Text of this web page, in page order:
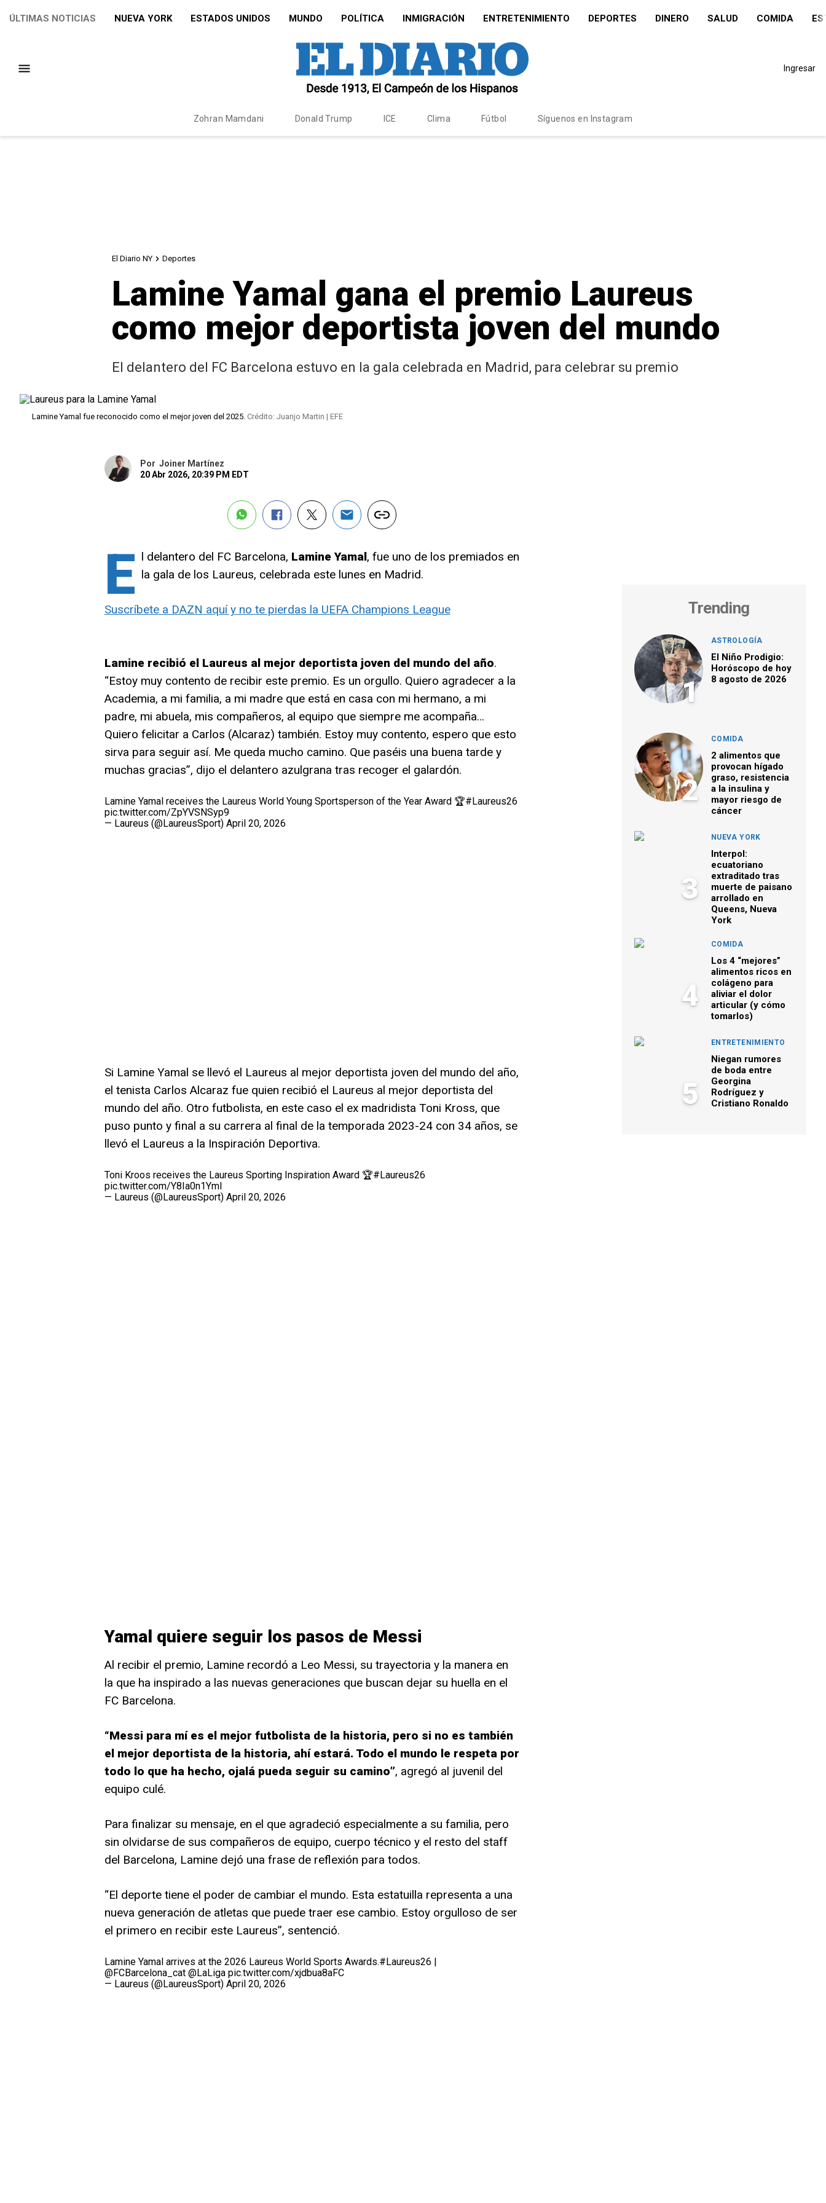
ÚLTIMAS NOTICIAS NUEVA YORK ESTADOS UNIDOS MUNDO POLÍTICA INMIGRACIÓN ENTRETENIMIENTO DEPORTES DINERO SALUD COMIDA
Ingresar
Zohran Mamdani Donald Trump ICE Clima Fútbol Síguenos en Instagram
El Diario NY Deportes
Lamine Yamal gana el premio Laureus
como mejor deportista joven del mundo
El delantero del FC Barcelona estuvo en la gala celebrada en Madrid, para celebrar su premio
Lamine Yamal fue reconocido como el mejor joven del 2025. Crédito: Juanjo Martin | EFE
Por Joiner Martínez
20 Abr 2026, 20:39 PM EDT
E l delantero del FC Barcelona, Lamine Yamal, fue uno de los premiados en
la gala de los Laureus, celebrada este lunes en Madrid.
Suscríbete a DAZN aquí y no te pierdas la UEFA Champions League
Lamine recibió el Laureus al mejor deportista joven del mundo del año.
“Estoy muy contento de recibir este premio. Es un orgullo. Quiero agradecer a la
Academia, a mi familia, a mi madre que está en casa con mi hermano, a mi
padre, mi abuela, mis compañeros, al equipo que siempre me acompaña…
Quiero felicitar a Carlos (Alcaraz) también. Estoy muy contento, espero que esto
sirva para seguir así. Me queda mucho camino. Que paséis una buena tarde y
muchas gracias”, dijo el delantero azulgrana tras recoger el galardón.
Lamine Yamal receives the Laureus World Young Sportsperson of the Year Award 🏆#Laureus26
pic.twitter.com/ZpYVSNSyp9
— Laureus (@LaureusSport) April 20, 2026
Si Lamine Yamal se llevó el Laureus al mejor deportista joven del mundo del año,
el tenista Carlos Alcaraz fue quien recibió el Laureus al mejor deportista del
mundo del año. Otro futbolista, en este caso el ex madridista Toni Kross, que
puso punto y final a su carrera al final de la temporada 2023-24 con 34 años, se
llevó el Laureus a la Inspiración Deportiva.
Toni Kroos receives the Laureus Sporting Inspiration Award 🏆#Laureus26
pic.twitter.com/Y8Ia0n1Yml
— Laureus (@LaureusSport) April 20, 2026
Yamal quiere seguir los pasos de Messi
Al recibir el premio, Lamine recordó a Leo Messi, su trayectoria y la manera en
la que ha inspirado a las nuevas generaciones que buscan dejar su huella en el
FC Barcelona.
“Messi para mí es el mejor futbolista de la historia, pero si no es también
el mejor deportista de la historia, ahí estará. Todo el mundo le respeta por
todo lo que ha hecho, ojalá pueda seguir su camino”, agregó al juvenil del
equipo culé.
Para finalizar su mensaje, en el que agradeció especialmente a su familia, pero
sin olvidarse de sus compañeros de equipo, cuerpo técnico y el resto del staff
del Barcelona, Lamine dejó una frase de reflexión para todos.
“El deporte tiene el poder de cambiar el mundo. Esta estatuilla representa a una
nueva generación de atletas que puede traer ese cambio. Estoy orgulloso de ser
el primero en recibir este Laureus”, sentenció.
Lamine Yamal arrives at the 2026 Laureus World Sports Awards.#Laureus26 |
@FCBarcelona_cat @LaLiga pic.twitter.com/xjdbua8aFC
— Laureus (@LaureusSport) April 20, 2026
Trending
1
ASTROLOGÍA
El Niño Prodigio:
Horóscopo de hoy
8 agosto de 2026
2
COMIDA
2 alimentos que
provocan hígado
graso, resistencia
a la insulina y
mayor riesgo de
cáncer
3
NUEVA YORK
Interpol:
ecuatoriano
extraditado tras
muerte de paisano
arrollado en
Queens, Nueva
York
4
COMIDA
Los 4 “mejores”
alimentos ricos en
colágeno para
aliviar el dolor
articular (y cómo
tomarlos)
5
ENTRETENIMIENTO
Niegan rumores
de boda entre
Georgina
Rodríguez y
Cristiano Ronaldo